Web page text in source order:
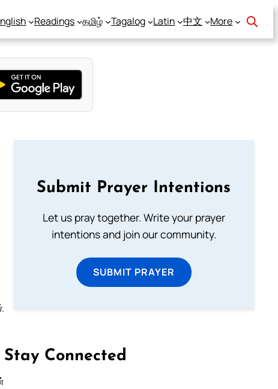
Readings தமிழ் Tagalog Latin 中文 More
Submit Prayer Intentions
Let us pray together. Write your prayer
intentions and join our community.
SUBMIT PRAYER
Stay Connected